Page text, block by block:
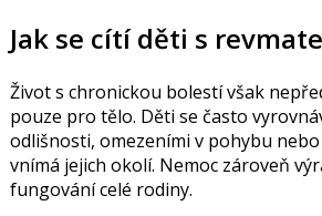
Jak se cítí děti s
Život s chronickou bolestí však
pouze pro tělo. Děti se často
odlišnosti, omezeními v pohybu
vnímá jejich okolí. Nemoc zároveň
fungování celé rodiny.